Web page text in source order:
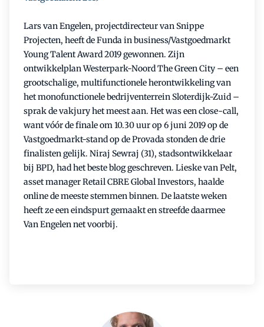
Lars van Engelen, projectdirecteur van Snippe
Projecten, heeft de Funda in business/Vastgoedmarkt
Young Talent Award 2019 gewonnen. Zijn
ontwikkelplan Westerpark-Noord The Green City – een
grootschalige, multifunctionele herontwikkeling van
het monofunctionele bedrijventerrein Sloterdijk-Zuid –
sprak de vakjury het meest aan. Het was een close-call,
want vóór de finale om 10.30 uur op 6 juni 2019 op de
Vastgoedmarkt-stand op de Provada stonden de drie
finalisten gelijk. Niraj Sewraj (31), stadsontwikkelaar
bij BPD, had het beste blog geschreven. Lieske van Pelt,
asset manager Retail CBRE Global Investors, haalde
online de meeste stemmen binnen. De laatste weken
heeft ze een eindspurt gemaakt en streefde daarmee
Van Engelen net voorbij.